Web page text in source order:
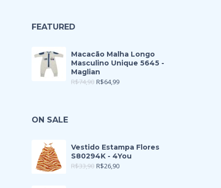
FEATURED
Macacão Malha Longo
Masculino Unique 5645 -
Maglian
R$74,90 R$64,99
ON SALE
Vestido Estampa Flores
S80294K - 4You
R$33,90 R$26,90